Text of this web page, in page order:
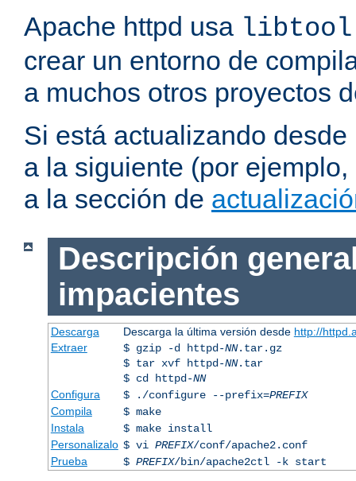
Apache httpd usa libtool
crear un entorno de
a muchos otros proyectos
Si está actualizando
a la siguiente (por
a la sección de
Descripción
impacientes
Descarga Descarga la última versión desde http://
Extraer
$ gzip -d httpd-NN.tar.gz
$ tar xvf httpd-NN.tar
$ cd httpd-NN
Configura
$ ./configure --prefix=PREFIX
Compila
$ make
Instala
$ make install
Personalizalo $ vi PREFIX/conf/apache2.conf
Prueba
$ PREFIX/bin/apache2ctl -k start